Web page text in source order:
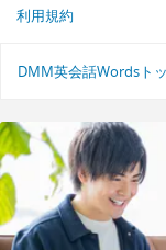
利用規約
DMM英会話Wordsト